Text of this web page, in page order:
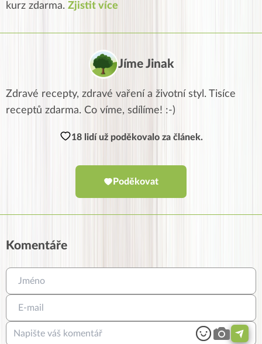
kurz zdarma. Zjistit více
Jíme Jinak
Zdravé recepty, zdravé vaření a životní styl. Tisíce
receptů zdarma. Co víme, sdílíme! :-)
18 lidí už poděkovalo za článek.
Poděkovat
Komentáře